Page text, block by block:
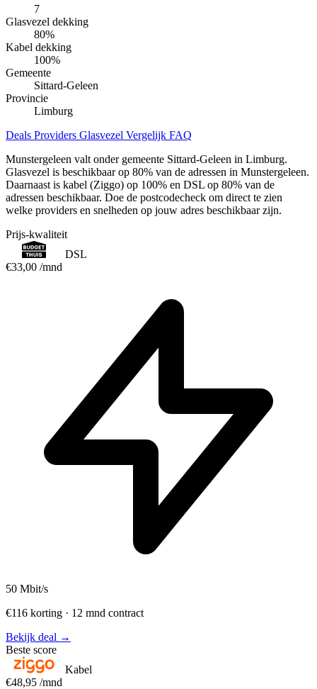
7
Glasvezel dekking
80%
Kabel dekking
100%
Gemeente
Sittard-Geleen
Provincie
Limburg
Deals Providers Glasvezel Vergelijk FAQ
Munstergeleen valt onder gemeente Sittard-Geleen in Limburg.
Glasvezel is beschikbaar op 80% van de adressen in Munstergeleen.
Daarnaast is kabel (Ziggo) op 100% en DSL op 80% van de
adressen beschikbaar. Doe de postcodecheck om direct te zien
welke providers en snelheden op jouw adres beschikbaar zijn.
Prijs-kwaliteit
DSL
€33,00 /mnd
50 Mbit/s
€116 korting · 12 mnd contract
Bekijk deal →
Beste score
Kabel
€48,95 /mnd